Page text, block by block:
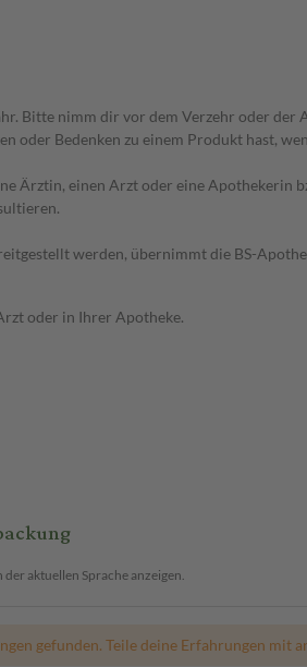
Bitte nimm dir vor dem Verzehr oder
oder Bedenken zu einem Produkt hast,
Ärztin, einen Arzt oder eine Apothekerin
werden, übernimmt die BS-
oder in Ihrer Apotheke.
aktuellen Sprache anzeigen.
gefunden. Teile deine Erfahrungen mit